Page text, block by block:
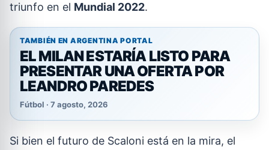
triunfo en el Mundial 2022.
TAMBIÉN EN ARGENTINA PORTAL
EL MILAN ESTARÍA LISTO PARA
PRESENTAR UNA OFERTA POR
LEANDRO PAREDES
Fútbol · 7 agosto, 2026
Si bien el futuro de Scaloni está en la mira, el